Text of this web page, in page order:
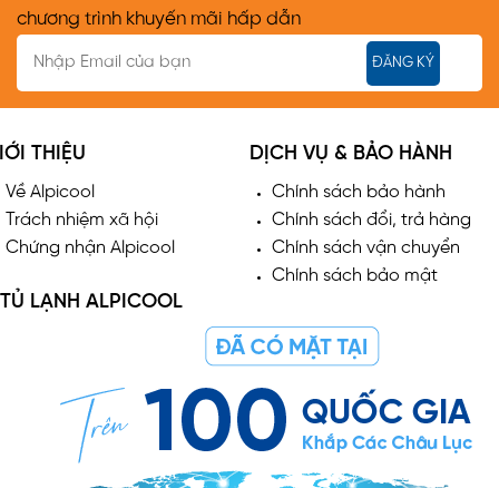
chương trình khuyến mãi hấp dẫn
ĐĂNG KÝ
THIỆU
Về Alpicool
Trách nhiệm xã hội
Chứng nhận Alpicool
DỊCH VỤ & BẢO HÀNH
Chính sách bảo hành
Chính sách đổi, trả hàng
Chính sách vận chuyển
Chính sách bảo mật
TỦ LẠNH ALPICOOL